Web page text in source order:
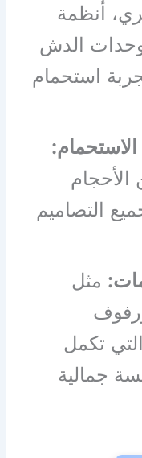
أنظمة
الدش
استحمام
التصاميم
مثل
التي تكمل
جمالية